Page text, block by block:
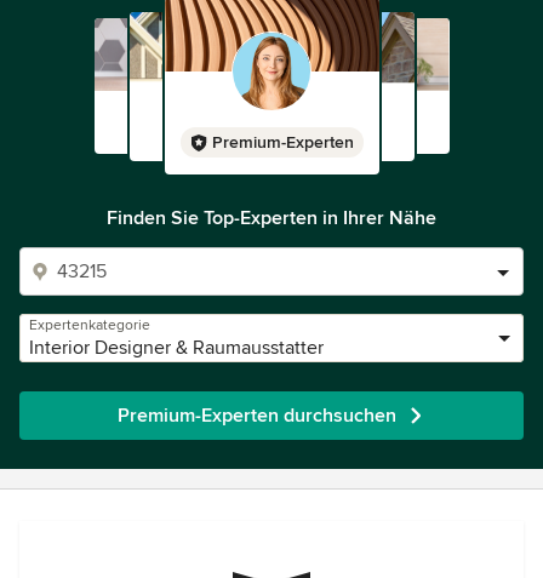
Premium-Experten
Finden Sie Top-Experten in Ihrer Nähe
Expertenkategorie
Interior Designer & Raumausstatter
Premium-Experten durchsuchen